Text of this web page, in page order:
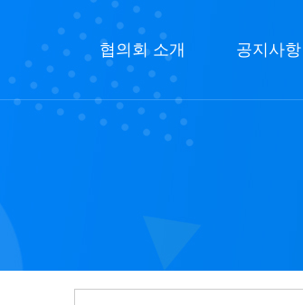
협의회 소개 공지사항